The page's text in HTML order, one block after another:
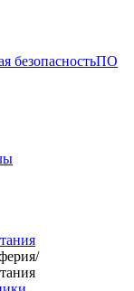
безопасностьПО
/